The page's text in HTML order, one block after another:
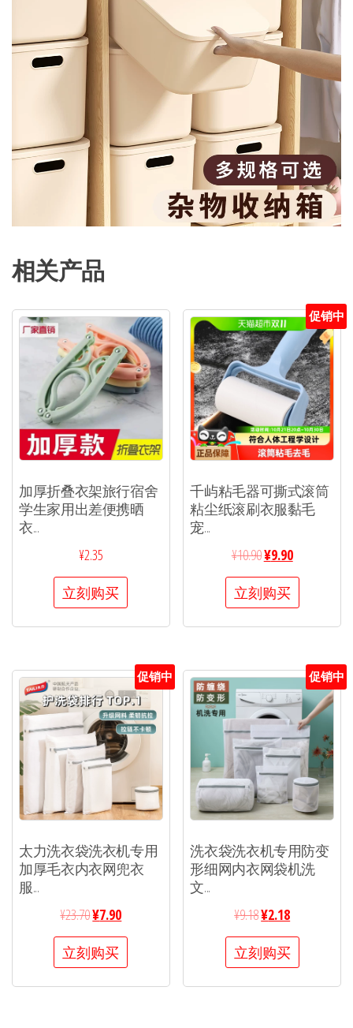
相关产品
加厚折叠衣架旅行宿舍
学生家用出差便携晒
衣...
¥2.35
立刻购买
促销中
千屿粘毛器可撕式滚筒
粘尘纸滚刷衣服黏毛
宠...
¥10.90¥9.90
立刻购买
促销中
太力洗衣袋洗衣机专用
加厚毛衣内衣网兜衣
服...
¥23.70¥7.90
立刻购买
促销中
洗衣袋洗衣机专用防变
形细网内衣网袋机洗
文...
¥9.18¥2.18
立刻购买